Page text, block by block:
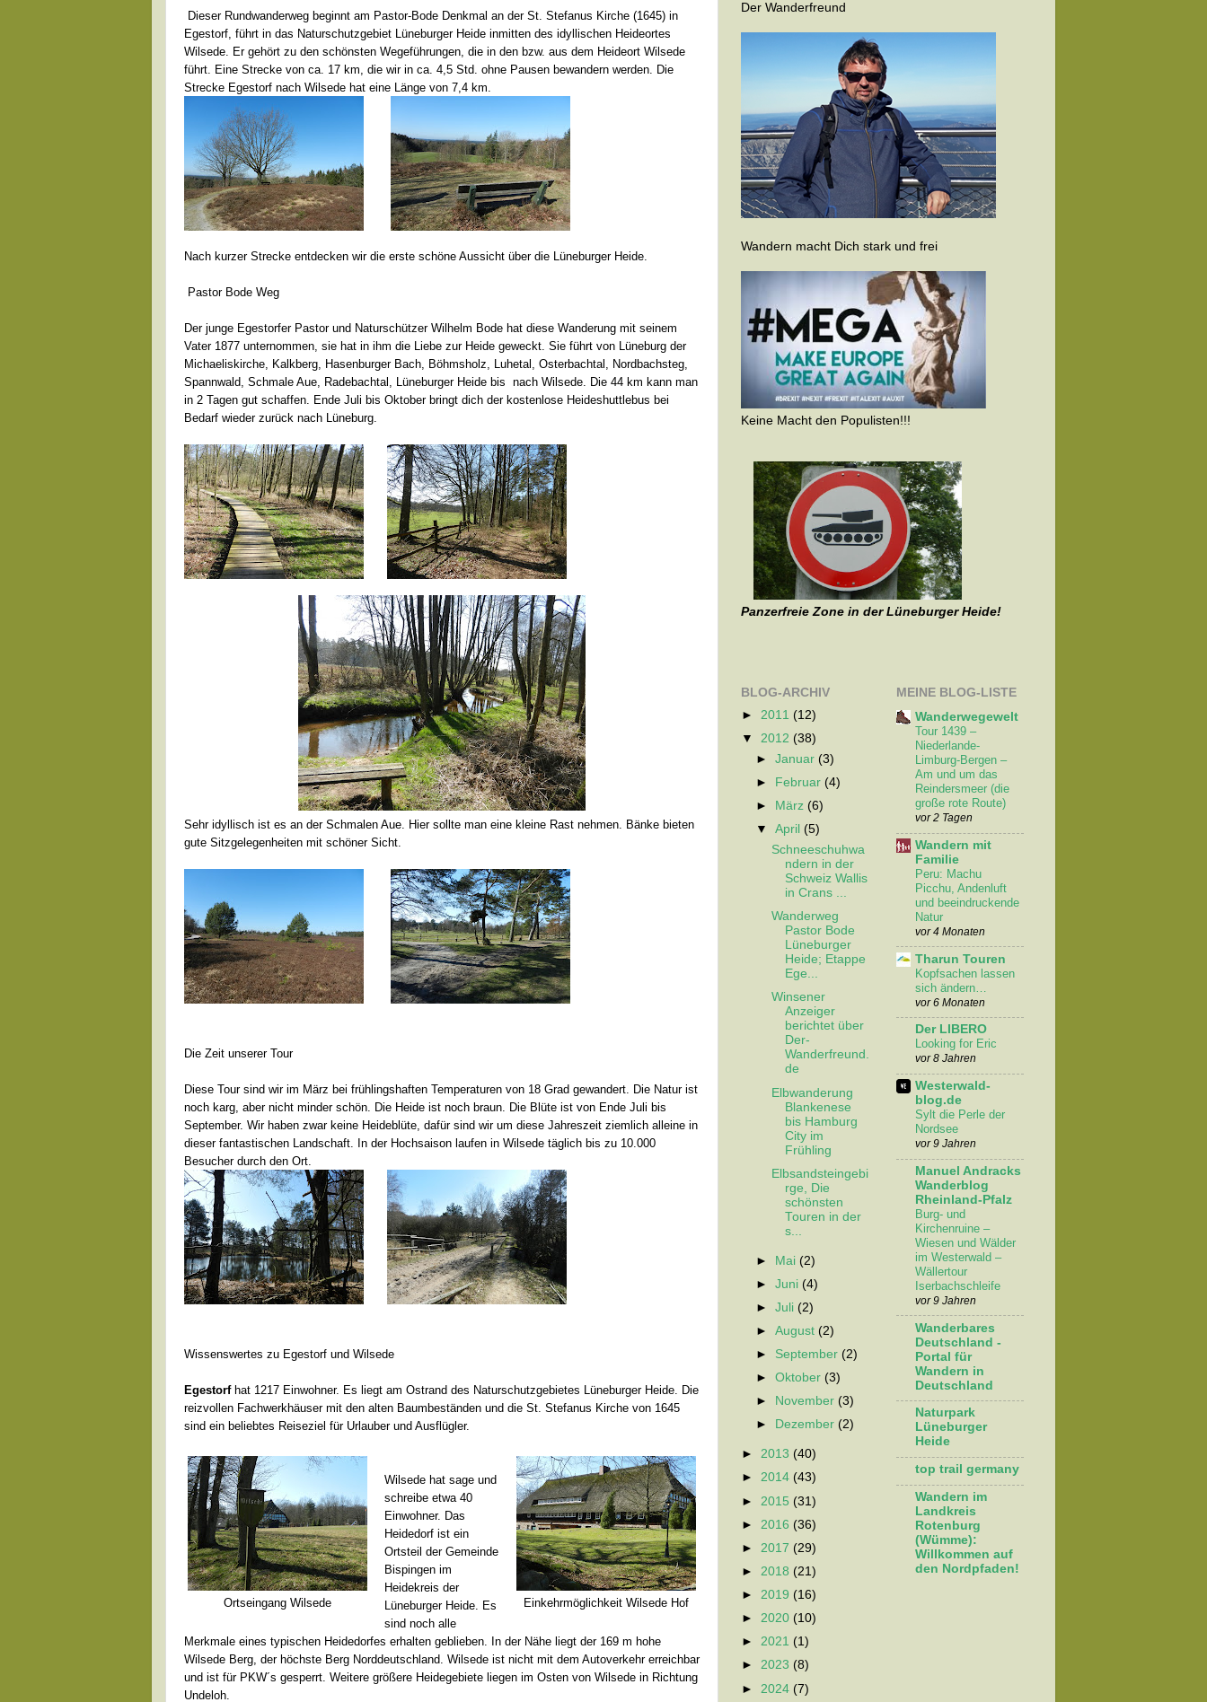
Dieser Rundwanderweg beginnt am Pastor-Bode Denkmal an der St. Stefanus Kirche (1645) in
Egestorf, führt in das Naturschutzgebiet Lüneburger Heide inmitten des idyllischen Heideortes
Wilsede. Er gehört zu den schönsten Wegeführungen, die in den bzw. aus dem Heideort Wilsede
führt. Eine Strecke von ca. 17 km, die wir in ca. 4,5 Std. ohne Pausen bewandern werden. Die
Strecke Egestorf nach Wilsede hat eine Länge von 7,4 km.
Nach kurzer Strecke entdecken wir die erste schöne Aussicht über die Lüneburger Heide.
Pastor Bode Weg
Der junge Egestorfer Pastor und Naturschützer Wilhelm Bode hat diese Wanderung mit seinem
Vater 1877 unternommen, sie hat in ihm die Liebe zur Heide geweckt. Sie führt von Lüneburg der
Michaeliskirche, Kalkberg, Hasenburger Bach, Böhmsholz, Luhetal, Osterbachtal, Nordbachsteg,
Spannwald, Schmale Aue, Radebachtal, Lüneburger Heide bis nach Wilsede. Die 44 km kann man
in 2 Tagen gut schaffen. Ende Juli bis Oktober bringt dich der kostenlose Heideshuttlebus bei
Bedarf wieder zurück nach Lüneburg.
Sehr idyllisch ist es an der Schmalen Aue. Hier sollte man eine kleine Rast nehmen. Bänke bieten
gute Sitzgelegenheiten mit schöner Sicht.
Die Zeit unserer Tour
Diese Tour sind wir im März bei frühlingshaften Temperaturen von 18 Grad gewandert. Die Natur ist
noch karg, aber nicht minder schön. Die Heide ist noch braun. Die Blüte ist von Ende Juli bis
September. Wir haben zwar keine Heideblüte, dafür sind wir um diese Jahreszeit ziemlich alleine in
dieser fantastischen Landschaft. In der Hochsaison laufen in Wilsede täglich bis zu 10.000
Besucher durch den Ort.
Wissenswertes zu Egestorf und Wilsede
Egestorfhat 1217 Einwohner. Es liegt am Ostrand des Naturschutzgebietes Lüneburger Heide. Die
reizvollen Fachwerkhäuser mit den alten Baumbeständen und die St. Stefanus Kirche von 1645
sind ein beliebtes Reiseziel für Urlauber und Ausflügler.
Einkehrmöglichkeit Wilsede Hof
Ortseingang Wilsede
Wilsede hat sage und
schreibe etwa 40
Einwohner. Das
Heidedorf ist ein
Ortsteil der Gemeinde
Bispingen im
Heidekreis der
Lüneburger Heide. Es
sind noch alle
Merkmale eines typischen Heidedorfes erhalten geblieben. In der Nähe liegt der 169 m hohe
Wilsede Berg, der höchste Berg Norddeutschland. Wilsede ist nicht mit dem Autoverkehr erreichbar
und ist für PKW´s gesperrt. Weitere größere Heidegebiete liegen im Osten von Wilsede in Richtung
Undeloh.
Der Wanderfreund
Wandern macht Dich stark und frei
Keine Macht den Populisten!!!
Panzerfreie Zone in der Lüneburger Heide!
BLOG-ARCHIV
► 2011 (12)
▼ 2012 (38)
►Januar(3)
►
Februar(4)
►
März(6)
▼April(5)
Schneeschuhwa
ndern in der
Schweiz Wallis
in Crans ...
Wanderweg
Pastor Bode
Lüneburger
Heide; Etappe
Ege...
Winsener
Anzeiger
berichtet über
Der-
Wanderfreund.
de
Elbwanderung
Blankenese
bis Hamburg
City im
Frühling
Elbsandsteingebi
rge, Die
schönsten
Touren in der
s...
► Mai(2)
►Juni(4)
►Juli(2)
►August(2)
► September(2)
►Oktober(3)
►
November(3)
►
Dezember(2)
► 2013 (40)
► 2014 (43)
► 2015 (31)
► 2016 (36)
► 2017 (29)
► 2018 (21)
► 2019 (16)
► 2020 (10)
► 2021 (1)
► 2023 (8)
► 2024 (7)
MEINE BLOG-LISTE
Wanderwegewelt
Tour 1439 –
Niederlande-
Limburg-Bergen –
Am und um das
Reindersmeer (die
große rote Route)
vor 2 Tagen
Wandern mit
Familie
Peru: Machu
Picchu, Andenluft
und beeindruckende
Natur
vor 4 Monaten
Tharun Touren
Kopfsachen lassen
sich ändern…
vor 6 Monaten
Der LIBERO
Looking for Eric
vor 8 Jahren
Westerwald-
blog.de
Sylt die Perle der
Nordsee
vor 9 Jahren
Manuel Andracks
Wanderblog
Rheinland-Pfalz
Burg- und
Kirchenruine –
Wiesen und Wälder
im Westerwald –
Wällertour
Iserbachschleife
vor 9 Jahren
Wanderbares
Deutschland -
Portal für
Wandern in
Deutschland
Naturpark
Lüneburger
Heide
top trail germany
Wandern im
Landkreis
Rotenburg
(Wümme):
Willkommen auf
den Nordpfaden!